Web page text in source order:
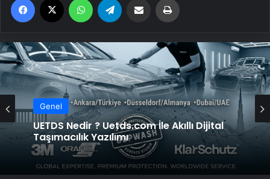
Genel
UETDS Nedir ? Uetds.com İle Akıllı Dijital
Taşımacılık Yazılımı